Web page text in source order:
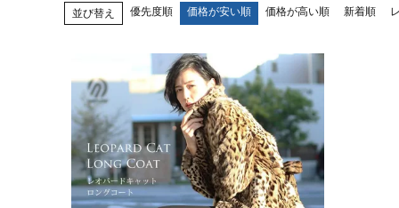
並び替え 優先度順 価格が安い順 価格が高い順 新着順